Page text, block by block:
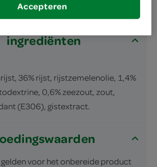
ingrediënten
36% rijst, rijstzemelenolie, 1,4%
0,6% zeezout, zout,
(E306), gistextract.
gelden voor het onbereide product
Accepteren